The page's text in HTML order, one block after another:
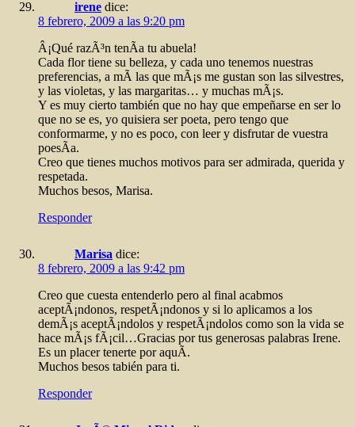
irene dice:
8 febrero, 2009 a las 9:20 pm
Â¡Qué razÃ³n tenÃ­a tu abuela!
Cada flor tiene su belleza, y cada uno tenemos nuestras
preferencias, a mÃ­ las que mÃ¡s me gustan son las silvestres,
y las violetas, y las margaritas… y muchas mÃ¡s.
Y es muy cierto también que no hay que empeñarse en ser lo
que no se es, yo quisiera ser poeta, pero tengo que
conformarme, y no es poco, con leer y disfrutar de vuestra
poesÃ­a.
Creo que tienes muchos motivos para ser admirada, querida y
respetada.
Muchos besos, Marisa.
Responder
Marisa dice:
8 febrero, 2009 a las 9:42 pm
Creo que cuesta entenderlo pero al final acabmos
aceptÃ¡ndonos, respetÃ¡ndonos y si lo aplicamos a los
demÃ¡s aceptÃ¡ndolos y respetÃ¡ndolos como son la vida se
hace mÃ¡s fÃ¡cil…Gracias por tus generosas palabras Irene.
Es un placer tenerte por aquÃ­.
Muchos besos tabién para ti.
Responder